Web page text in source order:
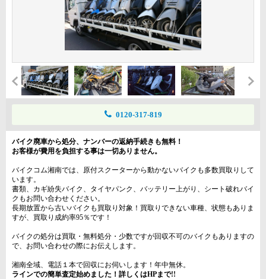
0120-317-819
バイク廃車から処分、ナンバーの返納手続きも無料！
お客様が費用を負担する事は一切ありません。
バイクコム湘南では、原付スクーターから動かないバイクも多数買取りして
います。
書類、カギ紛失バイク、タイヤパンク、バッテリー上がり、シート破れバイ
クもお問い合わせください。
長期放置から古いバイクも買取り対象！買取りできない車種、状態もありま
すが、買取り成約率95％です！
バイクの処分は買取・無料処分・少数ですが回収不可のバイクもありますの
で、お問い合わせの際にお伝えします。
湘南全域、電話１本で回収にお伺いします！年中無休。
ラインでの簡単査定始めました！詳しくはHPまで!!